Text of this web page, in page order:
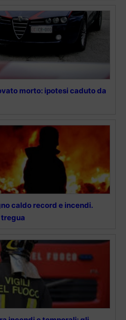
morto: ipotesi caduto da
caldo record e incendi.
tregua